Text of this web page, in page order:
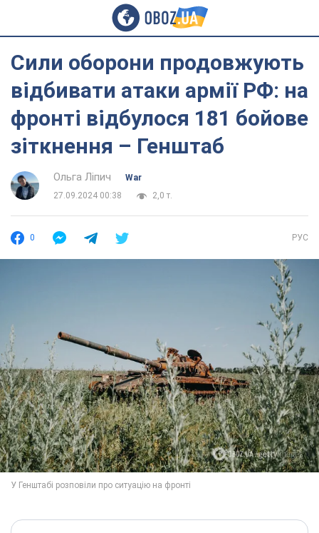
Сили оборони продовжують
відбивати атаки армії РФ: на
фронті відбулося 181 бойове
зіткнення – Генштаб
Ольга Ліпич
War
27.09.2024 00:38
2,0 т.
0 РУС